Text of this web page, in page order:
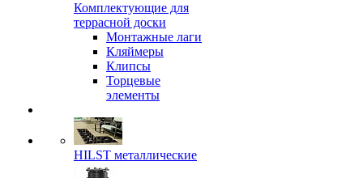
Комплектующие для
террасной доски
Монтажные лаги
Кляймеры
Клипсы
Торцевые
элементы
HILST металлические